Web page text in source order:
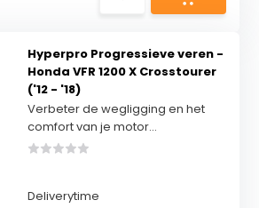
Hyperpro Progressieve veren -
Honda VFR 1200 X Crosstourer
('12 - '18)
Verbeter de wegligging en het
comfort van je motor...
Deliverytime